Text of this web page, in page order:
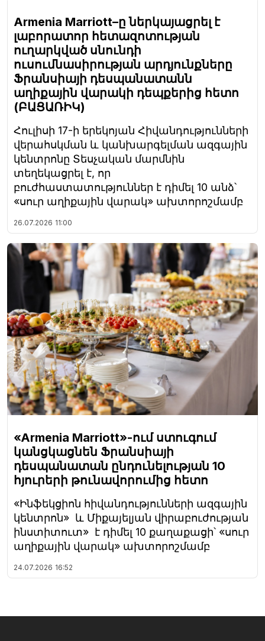
Armenia Marriott–ը ներկայացրել է
լաբորատոր հետազոտության
ուղարկված սնունդի
ուսումնասիրության արդյունքները
Ֆրանսիայի դեսպանատանն
աղիքային վարակի դեպքերից հետո
(ԲԱՑԱՌԻԿ)
Հուլիսի 17-ի երեկոյան Հիվանդությունների
վերահսկման և կանխարգելման ազգային
կենտրոնը Տեսչական մարմնին
տեղեկացրել է, որ
բուժհաստատություններ է դիմել 10 անձ՝
«սուր աղիքային վարակ» ախտորոշմամբ
26.07.2026 11:00
«Armenia Marriott»-ում ստուգում
կանցկացնեն Ֆրանսիայի
դեսպանատան ընդունելության 10
հյուրերի թունավորումից հետո
«Ինֆեկցիոն հիվանդությունների ազգային
կենտրոն» և Միքայելյան վիրաբուժության
ինստիտուտ» է դիմել 10 քաղաքացի՝ «սուր
աղիքային վարակ» ախտորոշմամբ
24.07.2026 16:52